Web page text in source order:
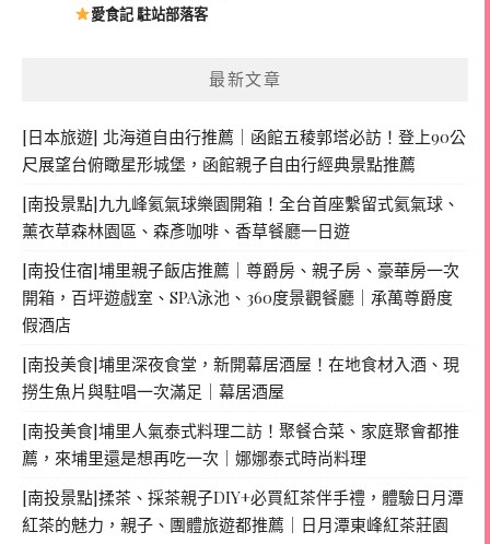
愛食記 駐站部落客
最新文章
[日本旅遊] 北海道自由行推薦｜函館五稜郭塔必訪！登上90公
尺展望台俯瞰星形城堡，函館親子自由行經典景點推薦
[南投景點]九九峰氦氣球樂園開箱！全台首座繫留式氦氣球、
薰衣草森林園區、森彥咖啡、香草餐廳一日遊
[南投住宿]埔里親子飯店推薦｜尊爵房、親子房、豪華房一次
開箱，百坪遊戲室、SPA泳池、360度景觀餐廳｜承萬尊爵度
假酒店
[南投美食]埔里深夜食堂，新開幕居酒屋！在地食材入酒、現
撈生魚片與駐唱一次滿足｜幕居酒屋
[南投美食]埔里人氣泰式料理二訪！聚餐合菜、家庭聚會都推
薦，來埔里還是想再吃一次｜娜娜泰式時尚料理
[南投景點]揉茶、採茶親子DIY+必買紅茶伴手禮，體驗日月潭
紅茶的魅力，親子、團體旅遊都推薦｜日月潭東峰紅茶莊園